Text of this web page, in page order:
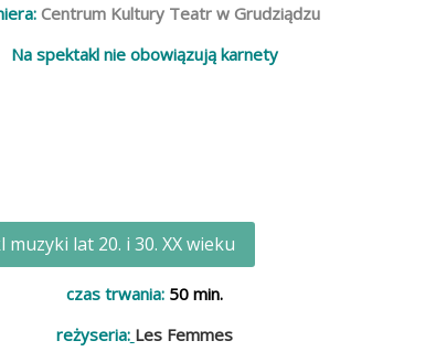
Centrum Kultury Teatr w Grudziądzu
Na spektakl nie obowiązują karnety
muzyki lat 20. i 30. XX wieku
czas trwania: 50 min.
reżyseria: Les Femmes